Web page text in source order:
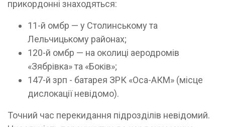
прикордонні знаходяться:
11-й омбр — у Столинському та
Лельчицькому районах;
120-й омбр — на околиці аеродромів
«Зябрівка» та «Боків»;
147-й зрп - батарея ЗРК «Оса-АКМ» (місце
дислокації невідомо).
Точний час перекидання підрозділів невідомий.